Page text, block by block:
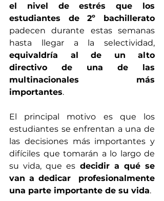
el nivel de estrés que los
estudiantes de 2º bachillerato
padecen durante estas semanas
equivaldría al de un alto
directivo de una de las
multinacionales más
importantes.
El principal motivo es que los
estudiantes se enfrentan a una de
las decisiones más importantes y
difíciles que tomarán a lo largo de
su vida, que es decidir a qué se
van a dedicar  profesionalmente
una parte importante de su vida.